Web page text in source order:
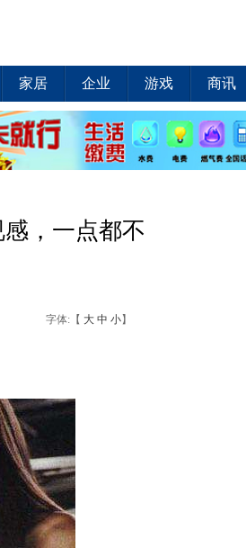
家居 企业 游戏 商讯
，一点都不
字体:【 大 中 小】